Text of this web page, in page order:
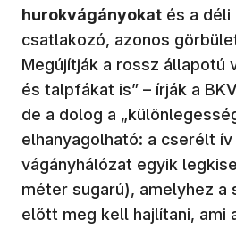
hurokvágányokat és a
csatlakozó, azonos
Megújítják a rossz állapotú
és talpfákat is” – írják a
de a dolog a
elhanyagolható: a cserélt
vágányhálózat egyik
méter sugarú), amelyhez a
előtt meg kell hajlítani, ami